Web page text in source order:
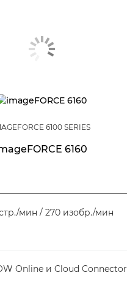
6100 SERIES
6160
мин / 270 изобр./мин
Online и Cloud Connector